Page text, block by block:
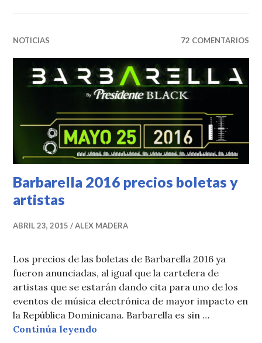
NOTICIAS 72 COMENTARIOS
Barbarella 2016 precios boletas y
artistas
ABRIL 23, 2015 ALEX MADERA
Los precios de las boletas de Barbarella 2016 ya
fueron anunciadas, al igual que la cartelera de
artistas que se estarán dando cita para uno de los
eventos de música electrónica de mayor impacto en
la República Dominicana. Barbarella es sin …
Continúa leyendo